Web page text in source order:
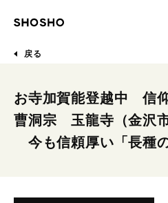
戻る
お寺加賀能登越中 信
曹洞宗 玉龍寺（金沢市
今も信頼厚い「長種の